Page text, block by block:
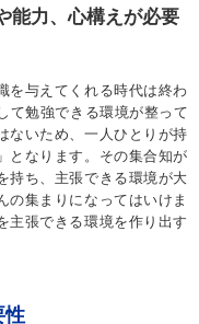
能力、心構えが必要
を与えてくれる時代は終わ
て勉強できる環境が整って
ないため、一人ひとりが持
となります。その集合知が
持ち、主張できる環境が大
の集まりになってはいけま
主張できる環境を作り出す
性